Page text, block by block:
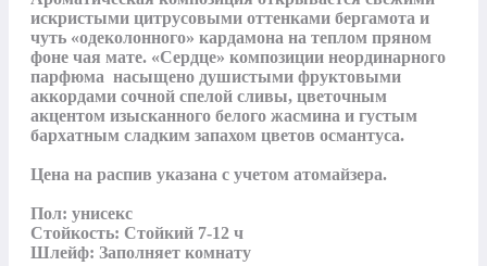
искристыми цитрусовыми оттенками бергамота и
чуть «одеколонного» кардамона на теплом пряном
фоне чая мате. «Сердце» композиции неординарного
парфюма  насыщено душистыми фруктовыми
аккордами сочной спелой сливы, цветочным
акцентом изысканного белого жасмина и густым
бархатным сладким запахом цветов османтуса.
Цена на распив указана с учетом атомайзера.
Пол: унисекс
Стойкость: Стойкий 7-12 ч
Шлейф: Заполняет комнату